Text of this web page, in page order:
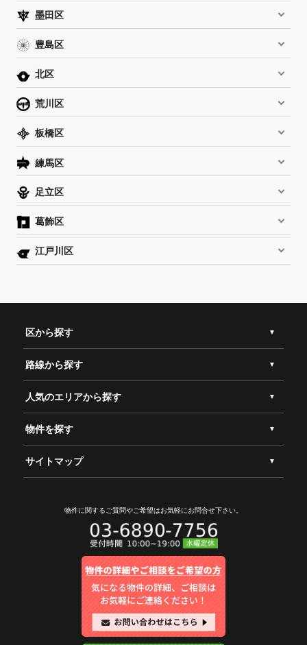
墨田区
豊島区
北区
荒川区
板橋区
練馬区
足立区
葛飾区
江戸川区
区から探す
路線から探す
人気のエリアから探す
物件を探す
サイトマップ
物件に関するご質問やご希望はお気軽にお問合せ下さい。